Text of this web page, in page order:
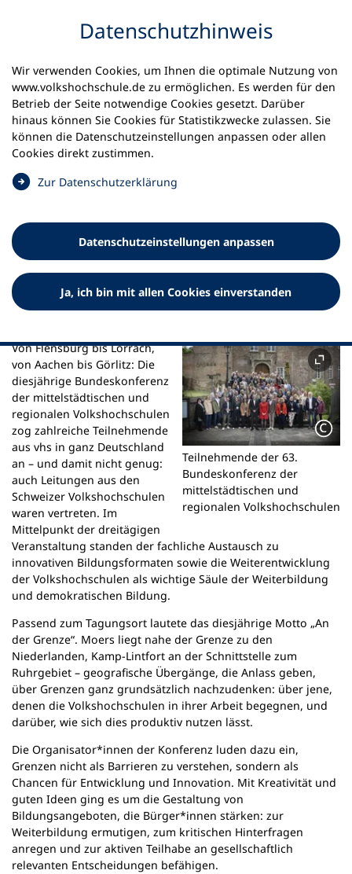
Datenschutz­hinweis
Wir verwenden Cookies, um Ihnen die optimale Nutzung von
www.volkshochschule.de zu ermöglichen. Es werden für den
Betrieb der Seite notwendige Cookies gesetzt. Darüber
hinaus können Sie Cookies für Statistikzwecke zulassen. Sie
können die Datenschutz­einstellungen anpassen oder allen
Cookies direkt zustimmen.
Zur Datenschutz­erklärung
i
Datenschutz­einstellungen anpassen
Ja, ich bin mit allen Cookies einverstanden
Grenzen als Chancen für Entwicklung und Innovation
13.05.2026
Grenzen als Chancen für
Entwicklung und Innovation
Teilnehmende der 63.
Bundeskonferenz der
mittelstädtischen und
regionalen Volkshochschulen
Von Flensburg bis Lörrach,
von Aachen bis Görlitz: Die
diesjährige Bundeskonferenz
der mittelstädtischen und
regionalen Volkshochschulen
zog zahlreiche Teilnehmende
aus vhs in ganz Deutschland
an – und damit nicht genug:
auch Leitungen aus den
Schweizer Volkshochschulen
waren vertreten. Im
Mittelpunkt der dreitägigen
Veranstaltung standen der fachliche Austausch zu
innovativen Bildungsformaten sowie die Weiterentwicklung
der Volkshochschulen als wichtige Säule der Weiterbildung
und demokratischen Bildung.
Passend zum Tagungsort lautete das diesjährige Motto „An
der Grenze“. Moers liegt nahe der Grenze zu den
Niederlanden, Kamp-Lintfort an der Schnittstelle zum
Ruhrgebiet – geografische Übergänge, die Anlass geben,
über Grenzen ganz grundsätzlich nachzudenken: über jene,
denen die Volkshochschulen in ihrer Arbeit begegnen, und
darüber, wie sich dies produktiv nutzen lässt.
Die Organisator*innen der Konferenz luden dazu ein,
Grenzen nicht als Barrieren zu verstehen, sondern als
Chancen für Entwicklung und Innovation. Mit Kreativität und
guten Ideen ging es um die Gestaltung von
Bildungsangeboten, die Bürger*innen stärken: zur
Weiterbildung ermutigen, zum kritischen Hinterfragen
anregen und zur aktiven Teilhabe an gesellschaftlich
relevanten Entscheidungen befähigen.